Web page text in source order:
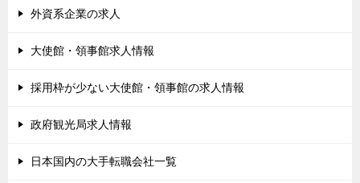
外資系企業の求人
大使館・領事館求人情報
採用枠が少ない大使館・領事館の求人情報
政府観光局求人情報
日本国内の大手転職会社一覧